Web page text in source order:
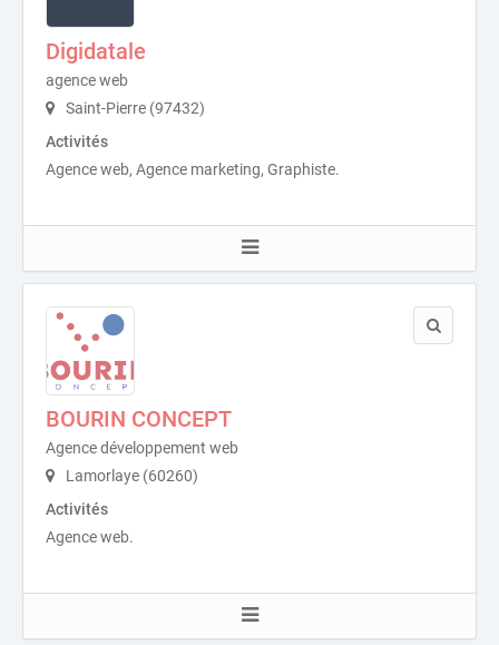
Digidatale
agence web
Saint-Pierre (97432)
Activités
Agence web, Agence marketing, Graphiste.
BOURIN CONCEPT
Agence développement web
Lamorlaye (60260)
Activités
Agence web.